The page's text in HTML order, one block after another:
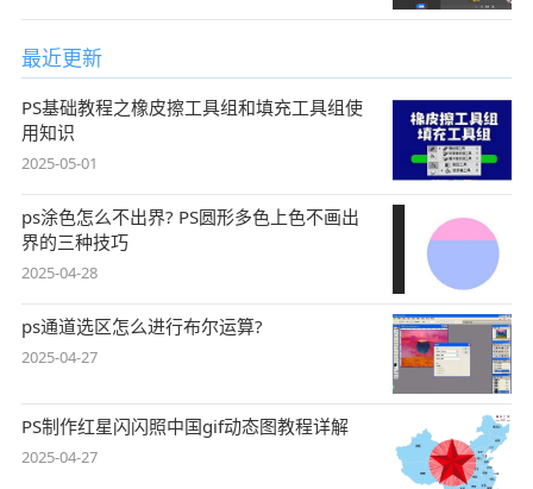
最近更新
PS基础教程之橡皮擦工具组和填充工具组使
用知识
2025-05-01
ps涂色怎么不出界? PS圆形多色上色不画出
界的三种技巧
2025-04-28
ps通道选区怎么进行布尔运算?
2025-04-27
PS制作红星闪闪照中国gif动态图教程详解
2025-04-27